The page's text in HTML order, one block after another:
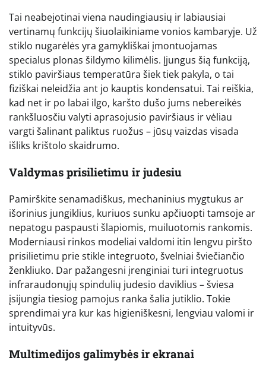
Tai neabejotinai viena naudingiausių ir labiausiai
vertinamų funkcijų šiuolaikiniame vonios kambaryje. Už
stiklo nugarėlės yra gamykliškai įmontuojamas
specialus plonas šildymo kilimėlis. Įjungus šią funkciją,
stiklo paviršiaus temperatūra šiek tiek pakyla, o tai
fiziškai neleidžia ant jo kauptis kondensatui. Tai reiškia,
kad net ir po labai ilgo, karšto dušo jums nebereikės
rankšluosčiu valyti aprasojusio paviršiaus ir vėliau
vargti šalinant paliktus ruožus – jūsų vaizdas visada
išliks krištolo skaidrumo.
Valdymas prisilietimu ir judesiu
Pamirškite senamadiškus, mechaninius mygtukus ar
išorinius jungiklius, kuriuos sunku apčiuopti tamsoje ar
nepatogu paspausti šlapiomis, muiluotomis rankomis.
Moderniausi rinkos modeliai valdomi itin lengvu piršto
prisilietimu prie stikle integruoto, švelniai šviečiančio
ženkliuko. Dar pažangesni įrenginiai turi integruotus
infraraudonųjų spindulių judesio daviklius – šviesa
įsijungia tiesiog pamojus ranka šalia jutiklio. Tokie
sprendimai yra kur kas higieniškesni, lengviau valomi ir
intuityvūs.
Multimedijos galimybės ir ekranai